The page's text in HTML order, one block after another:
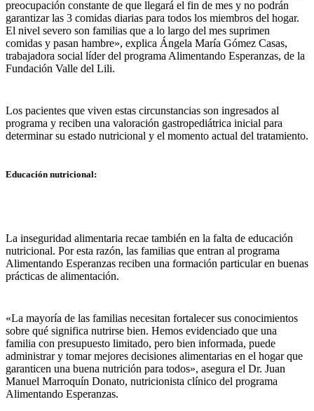
preocupación constante de que llegará el fin de mes y no podrán
garantizar las 3 comidas diarias para todos los miembros del hogar.
El nivel severo son familias que a lo largo del mes suprimen
comidas y pasan hambre», explica Ángela María Gómez Casas,
trabajadora social líder del programa Alimentando Esperanzas, de la
Fundación Valle del Lili.
Los pacientes que viven estas circunstancias son ingresados al
programa y reciben una valoración gastropediátrica inicial para
determinar su estado nutricional y el momento actual del tratamiento.
Educación nutricional:
La inseguridad alimentaria recae también en la falta de educación
nutricional. Por esta razón, las familias que entran al programa
Alimentando Esperanzas reciben una formación particular en buenas
prácticas de alimentación.
«La mayoría de las familias necesitan fortalecer sus conocimientos
sobre qué significa nutrirse bien. Hemos evidenciado que una
familia con presupuesto limitado, pero bien informada, puede
administrar y tomar mejores decisiones alimentarias en el hogar que
garanticen una buena nutrición para todos», asegura el Dr. Juan
Manuel Marroquín Donato, nutricionista clínico del programa
Alimentando Esperanzas.